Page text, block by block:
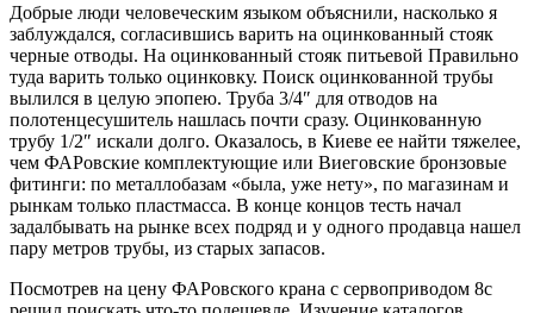
Добрые люди человеческим языком объяснили, насколько я
заблуждался, согласившись варить на оцинкованный стояк
черные отводы. На оцинкованный стояк питьевой Правильно
туда варить только оцинковку. Поиск оцинкованной трубы
вылился в целую эпопею. Труба 3/4″ для отводов на
полотенцесушитель нашлась почти сразу. Оцинкованную
трубу 1/2″ искали долго. Оказалось, в Киеве ее найти тяжелее,
чем ФАРовские комплектующие или Виеговские бронзовые
фитинги: по металлобазам «была, уже нету», по магазинам и
рынкам только пластмасса. В конце концов тесть начал
задалбывать на рынке всех подряд и у одного продавца нашел
пару метров трубы, из старых запасов.
Посмотрев на цену ФАРовского крана с сервоприводом 8с